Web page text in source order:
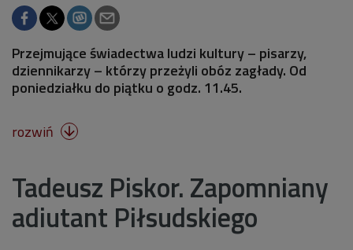
Przejmujące świadectwa ludzi kultury – pisarzy,
dziennikarzy – którzy przeżyli obóz zagłady. Od
poniedziałku do piątku o godz. 11.45.
rozwiń 
Tadeusz Piskor. Zapomniany
adiutant Piłsudskiego